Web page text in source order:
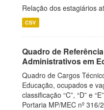
Relação dos estagiários
CSV
Quadro de
Administrativos em
Quadro de Cargos
Educação, ocupados e
classificação “C”, “D” e
Portaria MP/MEC nº 316/